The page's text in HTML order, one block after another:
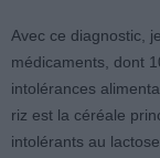
Avec ce diagnostic,
médicaments, dont
intolérances
riz est la céréale
intolérants au